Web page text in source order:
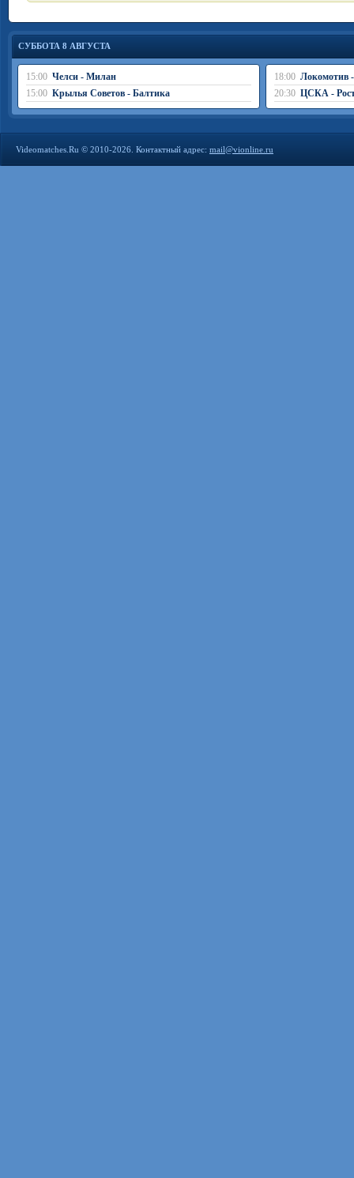
СУББОТА 8 АВГУСТА
15:00 Челси - Милан
15:00 Крылья Советов - Балтика
18:00 Локомотив
20:30 ЦСКА -
Videomatches.Ru © 2010-2026. Контактный адрес: mail@vionline.ru